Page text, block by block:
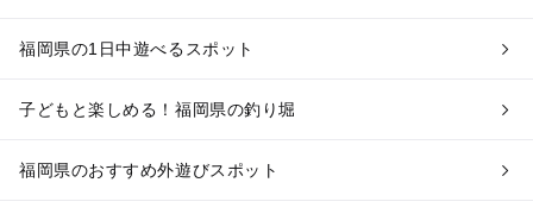
福岡県の1日中遊べるスポット
子どもと楽しめる！福岡県の釣り堀
福岡県のおすすめ外遊びスポット